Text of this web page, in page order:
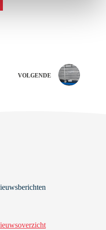
VOLGENDE